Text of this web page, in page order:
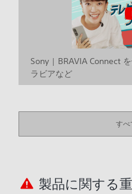
Sony | BRAVIA Connect
ラビアなど
すべ
製品に関する